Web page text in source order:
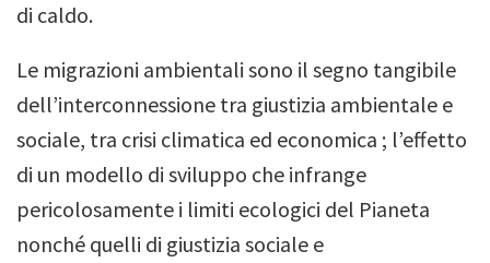
di caldo.
Le migrazioni ambientali sono il segno tangibile
dell’interconnessione tra giustizia ambientale e
sociale, tra crisi climatica ed economica ; l’effetto
di un modello di sviluppo che infrange
pericolosamente i limiti ecologici del Pianeta
nonché quelli di giustizia sociale e